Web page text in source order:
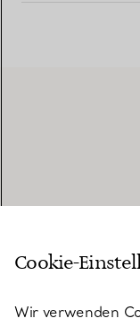
KUNDENSERVICE
Cookie-
Wir verwenden